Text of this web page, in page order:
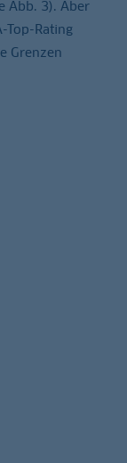
Abb. 3). Aber
Top-Rating
Grenzen